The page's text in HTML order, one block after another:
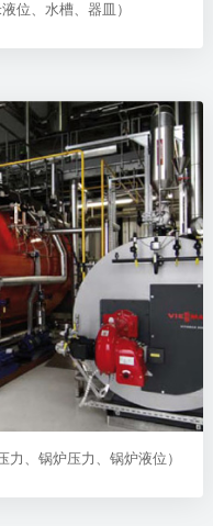
位、水槽、器皿）
、锅炉压力、锅炉液位）